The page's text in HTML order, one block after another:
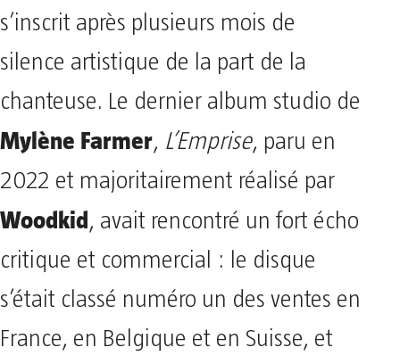
s’inscrit après plusieurs mois de
silence artistique de la part de la
chanteuse. Le dernier album studio de
Mylène Farmer, L’Emprise, paru en
2022 et majoritairement réalisé par
Woodkid, avait rencontré un fort écho
critique et commercial : le disque
s’était classé numéro un des ventes en
France, en Belgique et en Suisse, et